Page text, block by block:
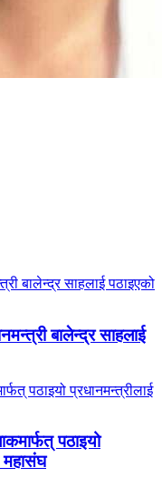
बालेन्द्र साहलाई
पठाइयो
महासंघ